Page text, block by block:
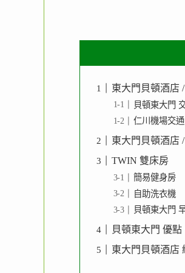
東大門貝頓酒店
貝頓東大門
仁川機場交通
東大門貝頓酒店
TWIN 雙床房
簡易健身房
自助洗衣機
貝頓東大門
貝頓東大門 優點
東大門貝頓酒店